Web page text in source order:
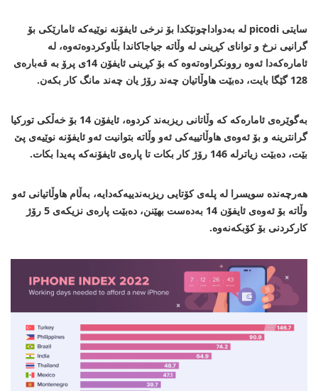
سایتی picodi له‌ به‌دواداچونێكدا بۆ نرخی ئایفۆنه‌ نوێیه‌كه‌ ئامارێكی بۆ
گرانیی نرخ و توانای كڕینی له‌ وڵاته‌ جیاجاكاندا بڵاوكردوه‌ته‌وه‌، له‌
ئاماره‌كه‌دا ئه‌وه‌ روونكراوه‌ته‌وه‌ كه‌ بۆ كڕینی ئایفۆن 14ی پرۆ به‌ قه‌باره‌ی
128 گێگا بایت، ده‌بێت هاوڵاتیان چه‌ند رۆژ یان چه‌ند مانگ كار بكه‌ن.
به‌گوێره‌ی ئاماره‌كه‌ كه‌ وڵاتانی ریزبه‌ند كردوه‌، ئایفۆن 14 بۆ خه‌ڵكی توركیا
گرانترینه‌ و بۆ ئه‌وه‌ی هاوڵاتییه‌كی ئه‌و وڵاته‌ بتوانیت ئه‌و ئایفۆنه‌ نوێیه‌ی پێ
بێت، ده‌بێت زیاترله‌ 146 رۆژ كار بكات تا پاره‌ی ئایفۆنه‌كه‌ په‌یدا بكات.
هه‌رچه‌نده‌ سویسرا له‌ پله‌ی كۆتایی ریزبه‌ندییه‌كه‌دایه‌، به‌ڵام هاوڵاتیانی ئه‌و
وڵاته‌ بۆ ئه‌وه‌ی ئایفۆن 14 به‌ده‌ست بهێنن، ده‌بێت پاره‌ی نزیكه‌ی 5 رۆژ
كاركردنی بۆ كۆبكه‌نه‌وه‌.